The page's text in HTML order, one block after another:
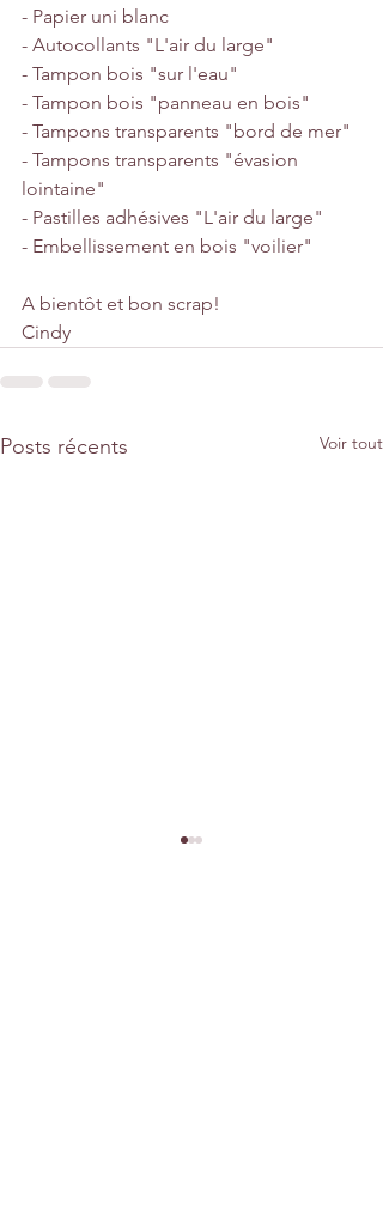
- Papier uni blanc
- Autocollants "L'air du large"
- Tampon bois "sur l'eau"
- Tampon bois "panneau en bois"
- Tampons transparents "bord de mer"
- Tampons transparents "évasion
lointaine"
- Pastilles adhésives "L'air du large"
- Embellissement en bois "voilier"
A bientôt et bon scrap!
Cindy
Posts récents Voir tout